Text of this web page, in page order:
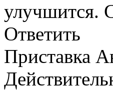
улучшится.
Ответить
Приставка